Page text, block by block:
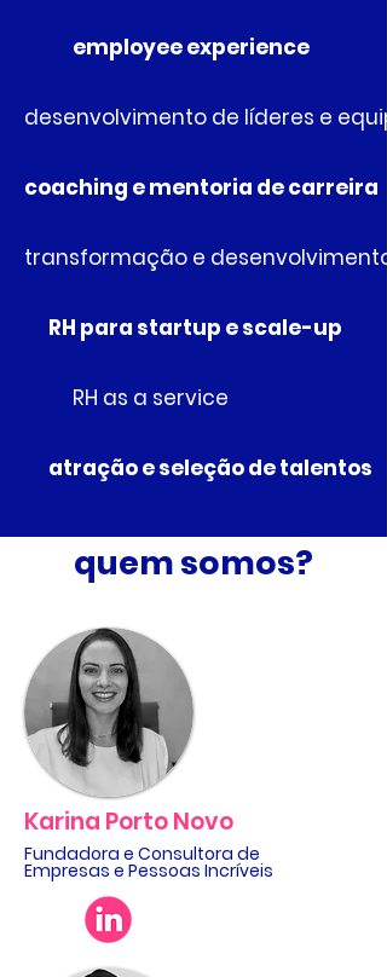
employee experience
desenvolvimento de líderes e
coaching e mentoria de carreira
transformação e desenvolvimento
RH para startup e scale-up
RH as a service
atração e seleção de talentos
quem somos?
Karina Porto Novo
Fundadora e Consultora de
Empresas e Pessoas Incríveis